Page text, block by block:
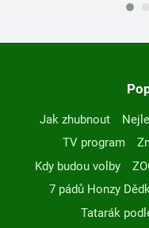
Jak zhubnout
TV program
Kdy budou volby
7 pádů Honzy
Tatarák